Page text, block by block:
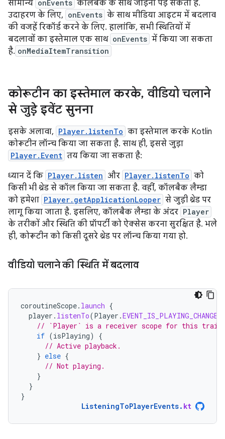
सामान्य onEvents कॉलबैक के साथ जोड़ना पड़ सकता है.
उदाहरण के लिए, onEvents के साथ मीडिया आइटम में बदलाव
की वजहें रिकॉर्ड करने के लिए. हालांकि, सभी स्थितियों में
बदलावों का इस्तेमाल एक साथ onEvents में किया जा सकता
है. onMediaItemTransition
कोरूटीन का इस्तेमाल करके, वीडियो चलाने
से जुड़े इवेंट सुनना
इसके अलावा, Player.listenTo का इस्तेमाल करके Kotlin
कोरूटीन लॉन्च किया जा सकता है. साथ ही, इससे जुड़ा
Player.Event तय किया जा सकता है:
ध्यान दें कि Player.listen और Player.listenTo को
किसी भी थ्रेड से कॉल किया जा सकता है. वहीं, कॉलबैक लैम्डा
को हमेशा Player.getApplicationLooper से जुड़ी थ्रेड पर
लागू किया जाता है. इसलिए, कॉलबैक लैम्डा के अंदर Player
के तरीकों और स्थिति की प्रॉपर्टी को ऐक्सेस करना सुरक्षित है. भले
ही, कोरूटीन को किसी दूसरे थ्रेड पर लॉन्च किया गया हो.
वीडियो चलाने की स्थिति में बदलाव
coroutineScope. launch {
player . listenTo(Player .EVENT_IS_PLAYING_CHANGED
// `Player` is a receiver scope for this
if (isPlaying)
{
// Active playback.
} else {
// Not playing.
}
}
}
ListeningToPlayerEvents. kt